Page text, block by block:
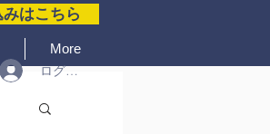
はこちら
More
ログイン